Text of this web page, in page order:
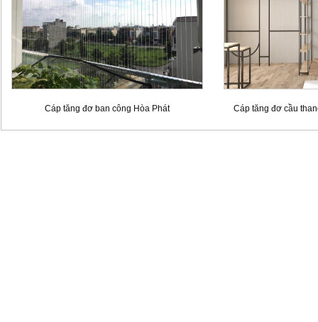
Cáp tăng đơ ban công Hòa Phát Cáp tăng đơ cầu